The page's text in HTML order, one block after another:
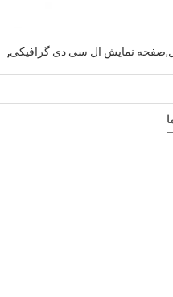
نمایش ال سی دی گرافیکی,